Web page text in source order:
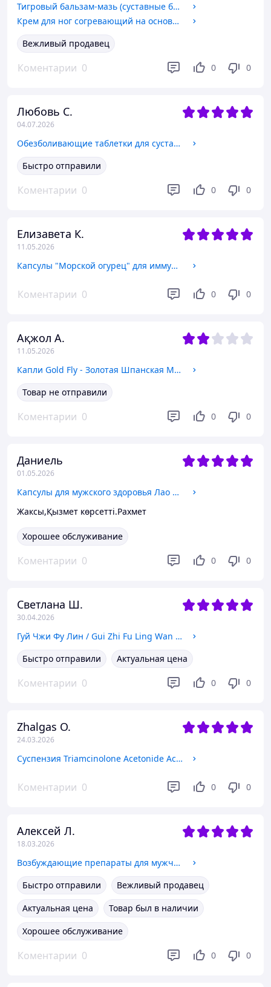
Тигровый бальзам-мазь (суставные боли, простуда)
Крем для ног согревающий на основе змеиного жира
Вежливый продавец
Коментарии 0 0 0
Любовь С.
04.07.2026
Обезболивающие таблетки для суставов Суставит
Быстро отправили
Коментарии 0 0 0
Елизавета К.
11.05.2026
Капсулы "Морской огурец" для иммунитета, сосудов, ЖКТ
Коментарии 0 0 0
Ақжол А.
11.05.2026
Капли Gold Fly - Золотая Шпанская Мушка
Товар не отправили
Коментарии 0 0 0
Даниель
01.05.2026
Капсулы для мужского здоровья Лао Сэ Лон
Жаксы,Қызмет көрсетті.Рахмет
Хорошее обслуживание
Коментарии 0 0 0
Светлана Ш.
30.04.2026
Гуй Чжи Фу Лин / Gui Zhi Fu Ling Wan (Горманальное нарушение, миома, мастопатия, киста в яичнике)
Быстро отправили
Актуальная цена
Коментарии 0 0 0
Zhalgas O.
24.03.2026
Суспензия Triamcinolone Acetonide Acetate Injection
Коментарии 0 0 0
Алексей Л.
18.03.2026
Возбуждающие препараты для мужчин Семь дней секса
Быстро отправили
Вежливый продавец
Актуальная цена
Товар был в наличии
Хорошее обслуживание
Коментарии 0 0 0